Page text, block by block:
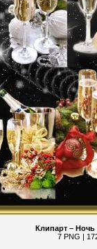
Клипарт –
7 PNG |